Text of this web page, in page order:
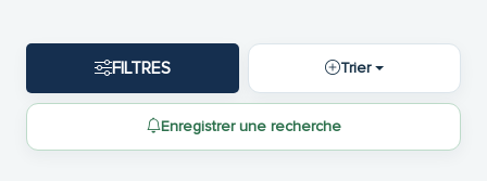
FILTRES Trier
Enregistrer une recherche